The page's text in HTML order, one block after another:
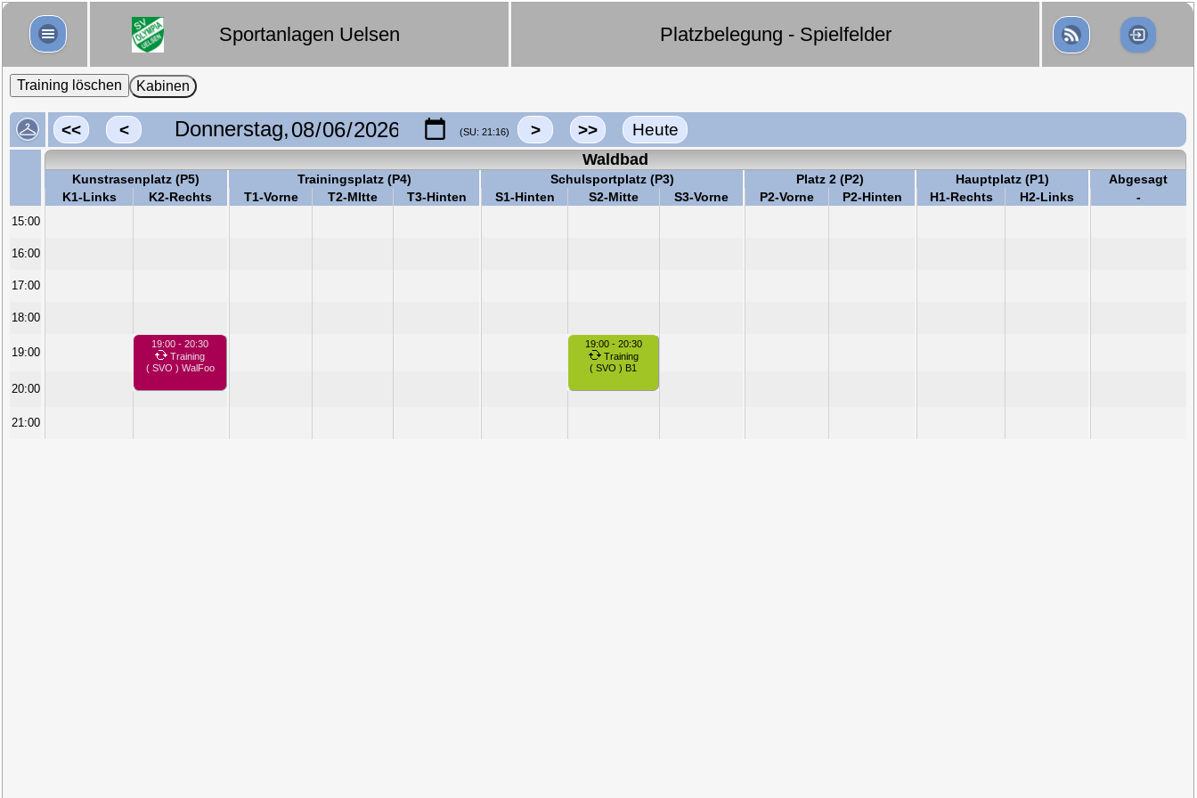
Sportanlagen Uelsen Platzbelegung - Spielfelder
Training löschen Kabinen
<< < Donnerstag, (SU: 21:16) > >> Heute
Waldbad
Kunstrasenplatz (P5) Trainingsplatz (P4) Schulsportplatz (P3) Platz 2 (P2) Hauptplatz (P1)
Abgesagt
K1-Links
K2-Rechts T1-Vorne T2-MItte T3-Hinten S1-Hinten S2-Mitte S3-Vorne P2-Vorne P2-Hinten H1-Rechts H2-Links -
15:00
16:00
17:00
18:00
19:00
19:00 - 20:30
Training
( SVO ) WalFoo
19:00 - 20:30
Training
( SVO ) B1
20:00
21:00